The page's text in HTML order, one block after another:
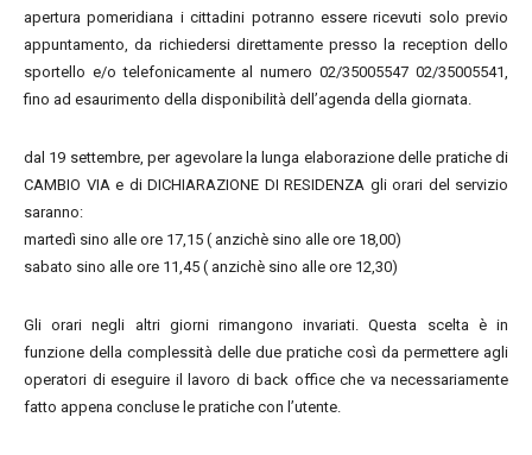
apertura pomeridiana i cittadini potranno essere ricevuti solo previo
appuntamento, da richiedersi direttamente presso la reception dello
sportello e/o telefonicamente al numero 02/35005547 02/35005541,
fino ad esaurimento della disponibilità dell’agenda della giornata.
dal 19 settembre, per agevolare la lunga elaborazione delle pratiche di
CAMBIO VIA e di DICHIARAZIONE DI RESIDENZA gli orari del servizio
saranno:
martedì sino alle ore 17,15 ( anzichè sino alle ore 18,00)
sabato sino alle ore 11,45 ( anzichè sino alle ore 12,30)
Gli orari negli altri giorni rimangono invariati. Questa scelta è in
funzione della complessità delle due pratiche così da permettere agli
operatori di eseguire il lavoro di back office che va necessariamente
fatto appena concluse le pratiche con l’utente.